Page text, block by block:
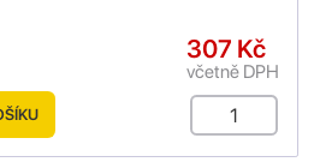
307 Kč
včetně DPH